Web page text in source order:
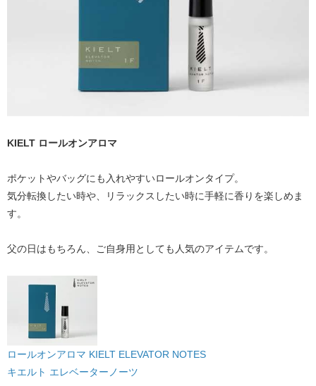
KIELT ロールオンアロマ
ポケットやバッグにも入れやすいロールオンタイプ。
気分転換したい時や、リラックスしたい時に手軽に香りを楽しめま
す。
父の日はもちろん、ご自身用としても人気のアイテムです。
ロールオンアロマ KIELT ELEVATOR NOTES
キエルト エレベーターノーツ